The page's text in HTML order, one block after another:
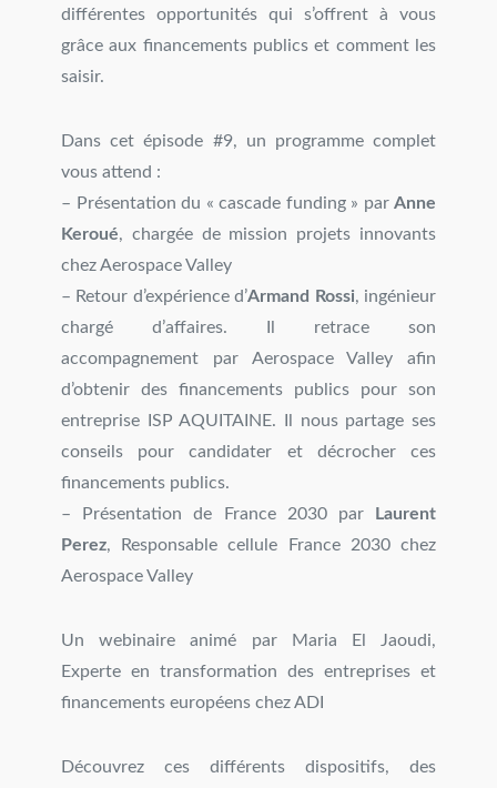
différentes opportunités qui s’offrent à vous
grâce aux financements publics et comment les
saisir.
Dans cet épisode #9, un programme complet
vous attend :
– Présentation du « cascade funding » par Anne
Keroué, chargée de mission projets innovants
chez Aerospace Valley
– Retour d’expérience d’Armand Rossi, ingénieur
chargé d’affaires. Il retrace son
accompagnement par Aerospace Valley afin
d’obtenir des financements publics pour son
entreprise ISP AQUITAINE. Il nous partage ses
conseils pour candidater et décrocher ces
financements publics.
– Présentation de France 2030 par
Laurent
Perez, Responsable cellule France 2030 chez
Aerospace Valley
Un webinaire animé par Maria El Jaoudi,
Experte en transformation des entreprises et
financements européens chez ADI
Découvrez ces différents dispositifs, des